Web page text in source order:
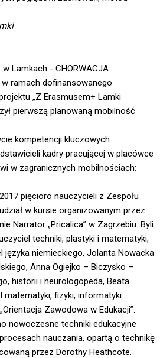
Lamkach - CHORWACJA
w ramach dofinansowanego
„Z Erasmusem+ Lamki
pierwszą planowaną mobilność
kompetencji kluczowych
kadry pracującej w placówce
w zagranicznych mobilnościach:
pięcioro nauczycieli z Zespołu
w kursie organizowanym przez
Narrator „Pricalica” w Zagrzebiu. Byli
techniki, plastyki i matematyki,
języka niemieckiego, Jolanta Nowacka
Anna Ogiejko – Biczysko –
historii i neurologopeda, Beata
fizyki, informatyki.
Zawodowa w Edukacji”.
nowoczesne techniki edukacyjne
nauczania, opartą o technikę
przez Dorothy Heathcote.